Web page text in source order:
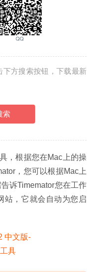
方搜索按钮，下载最新
索
，根据您在Mac上的操
，您可以根据Mac上
诉Timemator您在工作
站，它就会自动为您启